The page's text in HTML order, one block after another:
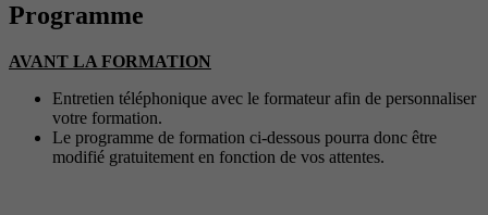
Programme
AVANT LA FORMATION
Entretien téléphonique avec le formateur afin de personnaliser
votre formation.
Le programme de formation ci-dessous pourra donc être
modifié gratuitement en fonction de vos attentes.